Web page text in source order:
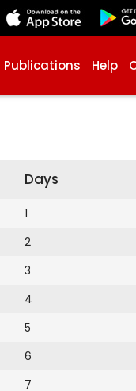
Publications Help
Days
1
2
3
4
5
6
7